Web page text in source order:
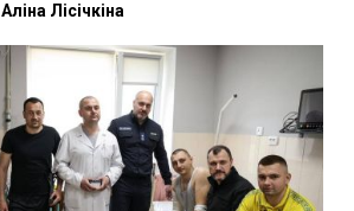
Аліна Лісічкіна